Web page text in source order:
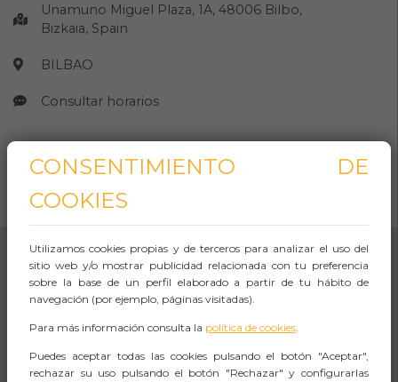
Unamuno Miguel Plaza, 1A, 48006 Bilbo,
Bizkaia, Spain
BILBAO
Consultar horarios
CÓMO LLEGAR
CONSENTIMIENTO DE
COOKIES
Utilizamos cookies propias y de terceros para analizar el uso del
sitio web y/o mostrar publicidad relacionada con tu preferencia
sobre la base de un perfil elaborado a partir de tu hábito de
navegación (por ejemplo, páginas visitadas).
Para más información consulta la política de cookies.
Puedes aceptar todas las cookies pulsando el botón "Aceptar",
rechazar su uso pulsando el botón "Rechazar" y configurarlas